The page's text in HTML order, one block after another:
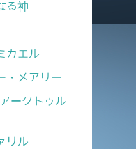
る神
カエル
・メアリー
ークトゥル
リル